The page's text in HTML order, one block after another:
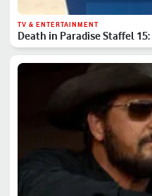
TV & ENTERTAINMENT
Death in Paradise Staffel